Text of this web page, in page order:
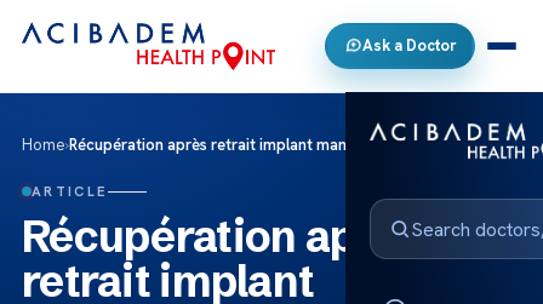
Ask a Doctor
Home›Récupération après retrait implant mammaire
ARTICLE
Récupération après
retrait implant